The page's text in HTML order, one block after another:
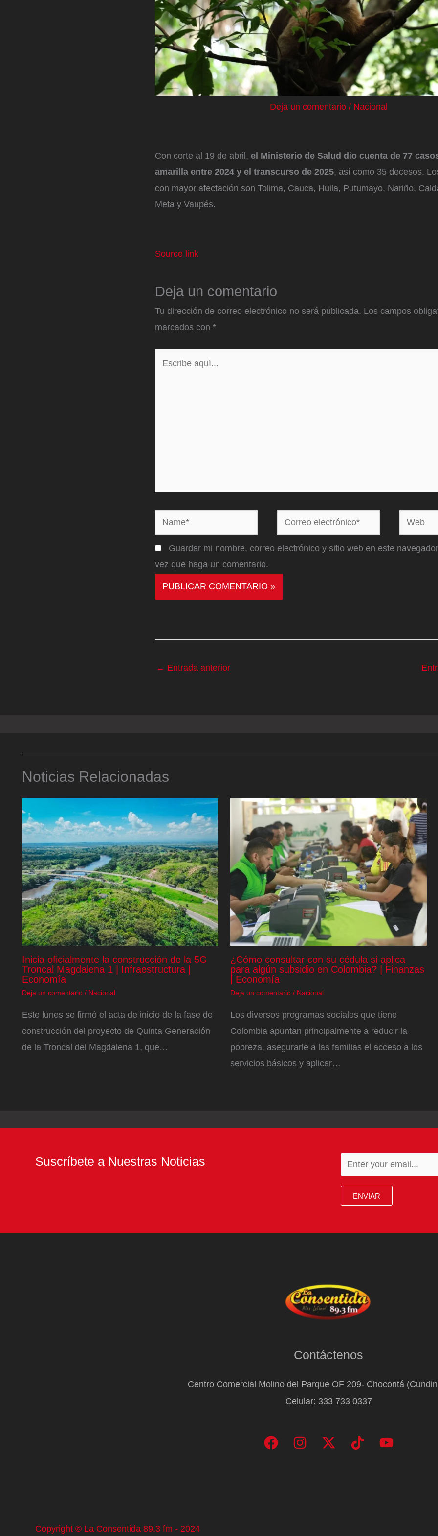
Deja un comentario / Nacional
Con corte al 19 de abril, el Ministerio de Salud dio cuenta de 77
amarilla entre 2024 y el transcurso de 2025, así como 35 decesos.
con mayor afectación son Tolima, Cauca, Huila, Putumayo, Nariño,
Meta y Vaupés.
Source link
Deja un comentario
Tu dirección de correo electrónico no será publicada. Los campos
marcados con *
Name*
Correo
electrónico*
Web
Guardar mi nombre, correo electrónico y sitio web en este
vez que haga un comentario.
← Entrada anterior
Noticias Relacionadas
Inicia oficialmente la construcción de la 5G
Troncal Magdalena 1 | Infraestructura |
Economía
Deja un comentario / Nacional
Este lunes se firmó el acta de inicio de la fase de
construcción del proyecto de Quinta Generación
de la Troncal del Magdalena 1, que…
¿Cómo consultar con su cédula si aplica
para algún subsidio en Colombia? | Finanzas
| Economía
Deja un comentario / Nacional
Los diversos programas sociales que tiene
Colombia apuntan principalmente a reducir la
pobreza, asegurarle a las familias el acceso a los
servicios básicos y aplicar…
Suscríbete a Nuestras Noticias
ENVIAR
Contáctenos
Centro Comercial Molino del Parque OF 209- Chocontá
Celular: 333 733 0337
Copyright © La Consentida 89.3 fm - 2024